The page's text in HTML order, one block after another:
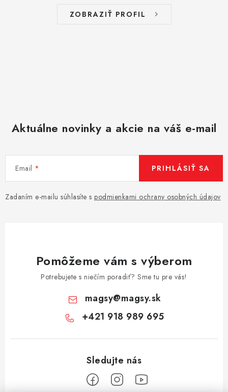
ZOBRAZIŤ PROFIL
Aktuálne novinky a akcie na váš e-mail
Email
Zadaním e-mailu súhlasíte s podmienkami ochrany osobných údajov
PRIHLÁSIŤ SA
Pomôžeme vám s výberom
Potrebujete s niečím poradiť? Sme tu pre vás!
magsy@magsy.sk
+421 918 989 695